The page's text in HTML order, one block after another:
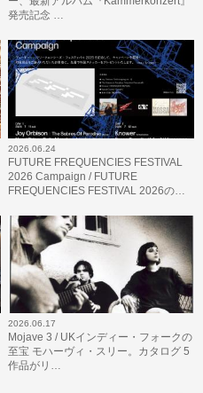
発売記念 …
2026.06.24
FUTURE FREQUENCIES FESTIVAL
2026 Campaign / FUTURE
FREQUENCIES FESTIVAL 2026の…
2026.06.17
Mojave 3 / UKインディー・フォークの
至宝 モハーヴィ・スリー。カタログ 5
作品がリ…